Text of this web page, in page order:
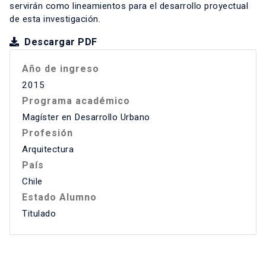
servirán como lineamientos para el desarrollo proyectual
de esta investigación.
Descargar PDF
Año de ingreso
2015
Programa académico
Magíster en Desarrollo Urbano
Profesión
Arquitectura
País
Chile
Estado Alumno
Titulado